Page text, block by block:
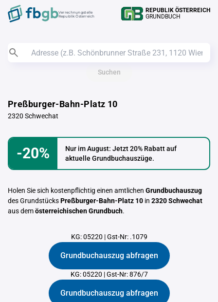
Verrechnungstelle
Republik Österreich
REPUBLIK ÖSTERREICH
GRUNDBUCH
Suchen
Preßburger-Bahn-Platz 10
2320 Schwechat
-20%
Nur im August: Jetzt 20% Rabatt auf
aktuelle Grundbuchauszüge.
Holen Sie sich kostenpflichtig einen amtlichen Grundbuchauszug
des GrundstücksPreßburger-Bahn-Platz 10 in 2320 Schwechat
aus demösterreichischen Grundbuch.
KG: 05220 |Gst-Nr: .1079
Grundbuchauszug abfragen
KG: 05220 |Gst-Nr: 876/7
Grundbuchauszug abfragen